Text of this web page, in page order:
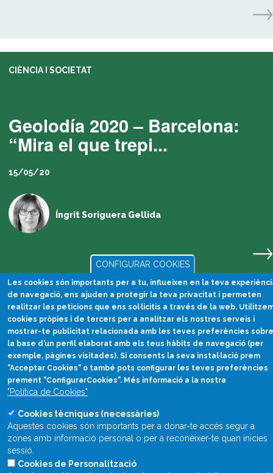
CIÈNCIA I SOCIETAT
Geolodía 2020 – Barcelona:
“Mira el que trepi...
15/05/20
Íngrit Soriguera Gellida
Divulgació científica
divulcat@divulcat.cat
(+34) 934 120 030
CONFIGURAR COOKIES
Les cookies són importants per a tu, influeixen en la teva
de navegació, ens ajuden a protegir la teva privacitat i permeten
realitzar les peticions que ens sol·licitis a través de la web.
cookies pròpies i de tercers per a analitzar els nostres serveis i
mostrar-te publicitat relacionada amb les teves preferències sobre
la base d’un perfil elaborat amb els teus hàbits de navegació (per
exemple, pàgines visitades). Si consents la seva instal·lació prem
"Acceptar Cookies" o també pots configurar les teves preferències
prement "ConfigurarCookies". Més informació a la nostra
"Política de Cookies"
Cookies tècniques (necessàries)
Aquestes cookies són importants per a donar-te accés segur a
zones amb informació personal o per a reconèixer-te quan inicies
sessió.
Cookies de Personalització